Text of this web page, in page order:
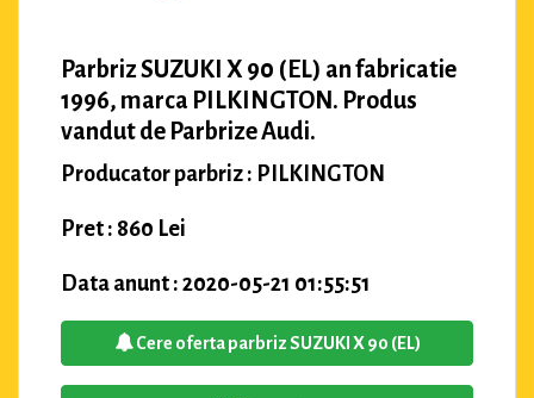
Parbriz SUZUKI X 90 (EL) an fabricatie
1996, marca PILKINGTON. Produs
vandut de Parbrize Audi.
Producator parbriz : PILKINGTON
Pret : 860 Lei
Data anunt : 2020-05-21 01:55:51
Cere oferta parbriz SUZUKI X 90 (EL)